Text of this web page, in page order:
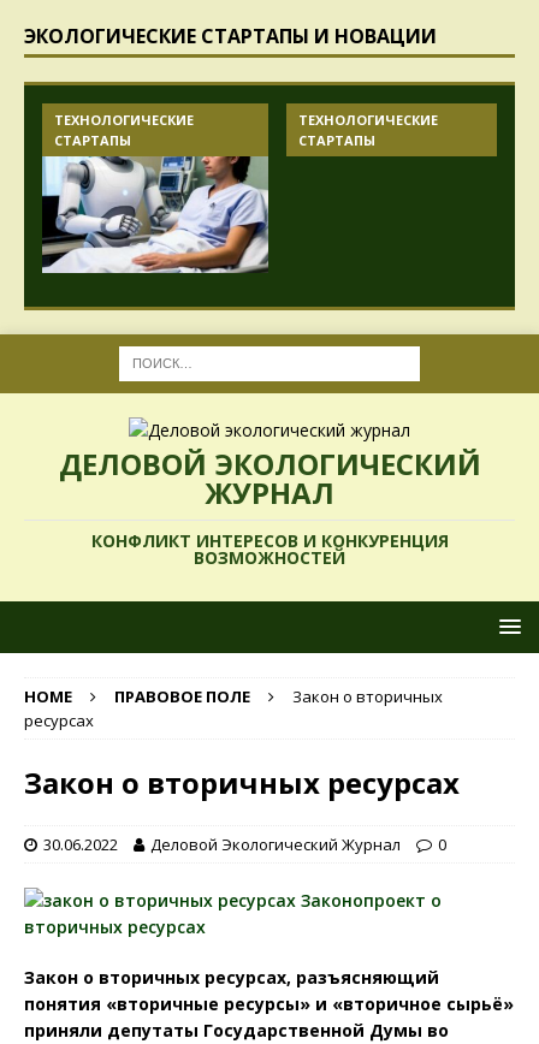
ЭКОЛОГИЧЕСКИЕ СТАРТАПЫ И НОВАЦИИ
ТЕХНОЛОГИЧЕСКИЕ
СТАРТАПЫ
ТЕХНОЛОГИЧЕСКИЕ
СТАРТАПЫ
ДЕЛОВОЙ ЭКОЛОГИЧЕСКИЙ
ЖУРНАЛ
КОНФЛИКТ ИНТЕРЕСОВ И КОНКУРЕНЦИЯ
ВОЗМОЖНОСТЕЙ
HOME ПРАВОВОЕ ПОЛЕ
Закон о вторичных
ресурсах
Закон о вторичных ресурсах
30.06.2022 Деловой Экологический Журнал 0
Закон о вторичных ресурсах, разъясняющий
понятия «вторичные ресурсы» и «вторичное сырьё»
приняли депутаты Государственной Думы во